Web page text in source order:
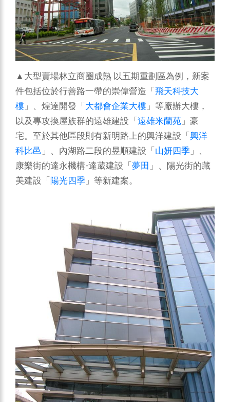
▲大型賣場林立商圈成熟 以五期重劃區為例，新案
件包括位於行善路一帶的崇偉營造「 飛天科技大
樓 」、煌達開發「 大都會企業大樓 」等廠辦大樓，
以及專攻換屋族群的遠雄建設「 遠雄米蘭苑 」豪
宅。至於其他區段則有新明路上的興洋建設「 興洋
科比邑 」、內湖路二段的昱順建設「 山妍四季 」、
康樂街的達永機構-達葳建設「 夢田 」、陽光街的藏
美建設「 陽光四季 」等新建案。